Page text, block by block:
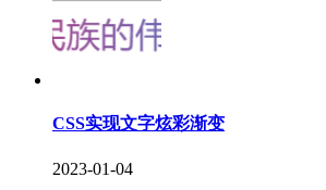
CSS实现文字炫彩渐变
2023-01-04